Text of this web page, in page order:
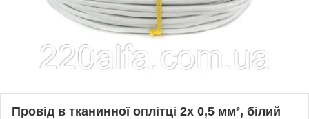
Провід в тканинної оплітці 2х 0,5 мм², білий